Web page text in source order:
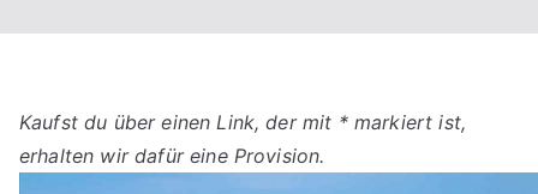
Kaufst du über einen Link, der mit * markiert ist,
erhalten wir dafür eine Provision.